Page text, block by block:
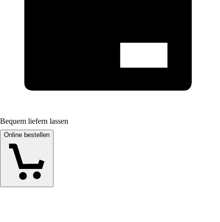
Bequem liefern lassen
Online bestellen